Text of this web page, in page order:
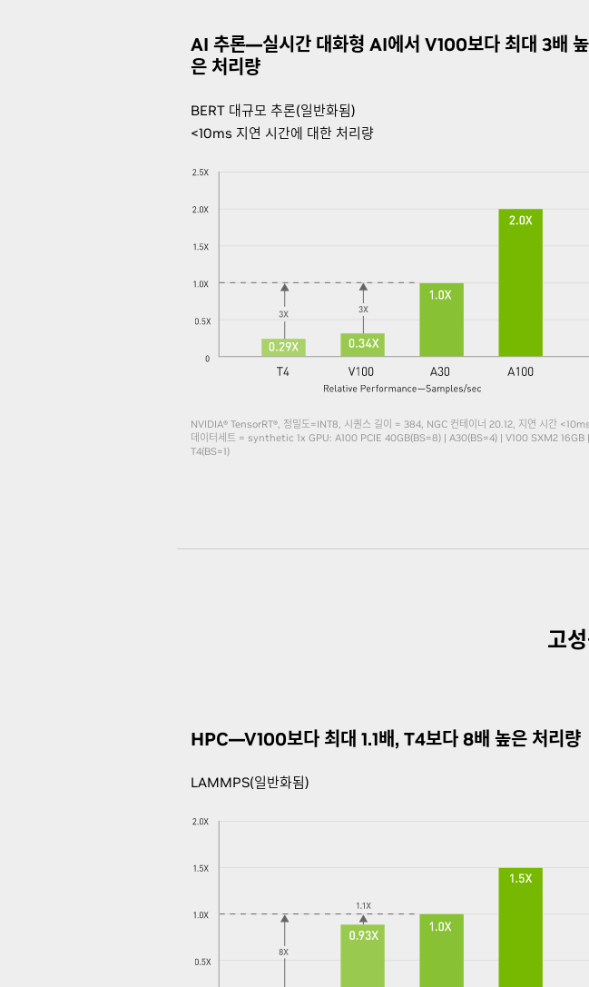
AI 추론—실시간 대화형 AI에서 V100보다 최대 3배 높
은 처리량
BERT 대규모 추론(일반화됨)
<10ms 지연 시간에 대한 처리량
NVIDIA® TensorRT®, 정밀도=INT8, 시퀀스 길이 = 384, NGC 컨테이너 20.12, 지연 시간
데이터세트 = synthetic 1x GPU: A100 PCIE 40GB(BS=8) | A30(BS=4) | V100 SXM2 16GB |
T4(BS=1)
고
HPC—V100보다 최대 1.1배, T4보다 8배 높은 처리량
LAMMPS(일반화됨)